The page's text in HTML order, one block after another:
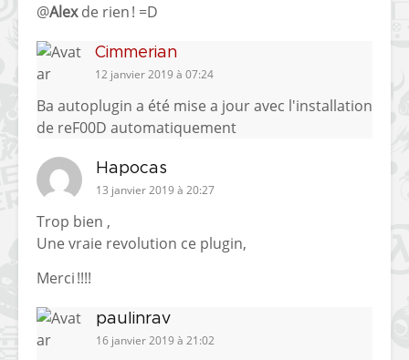
@Alexde rien ! =D
Cimmerian
12 janvier 2019 à 07:24
Ba autoplugin a été mise a jour avec l'installation
de reF00D automatiquement
Hapocas
13 janvier 2019 à 20:27
Trop bien ,
Une vraie revolution ce plugin,
Merci !!!!
paulinrav
16 janvier 2019 à 21:02